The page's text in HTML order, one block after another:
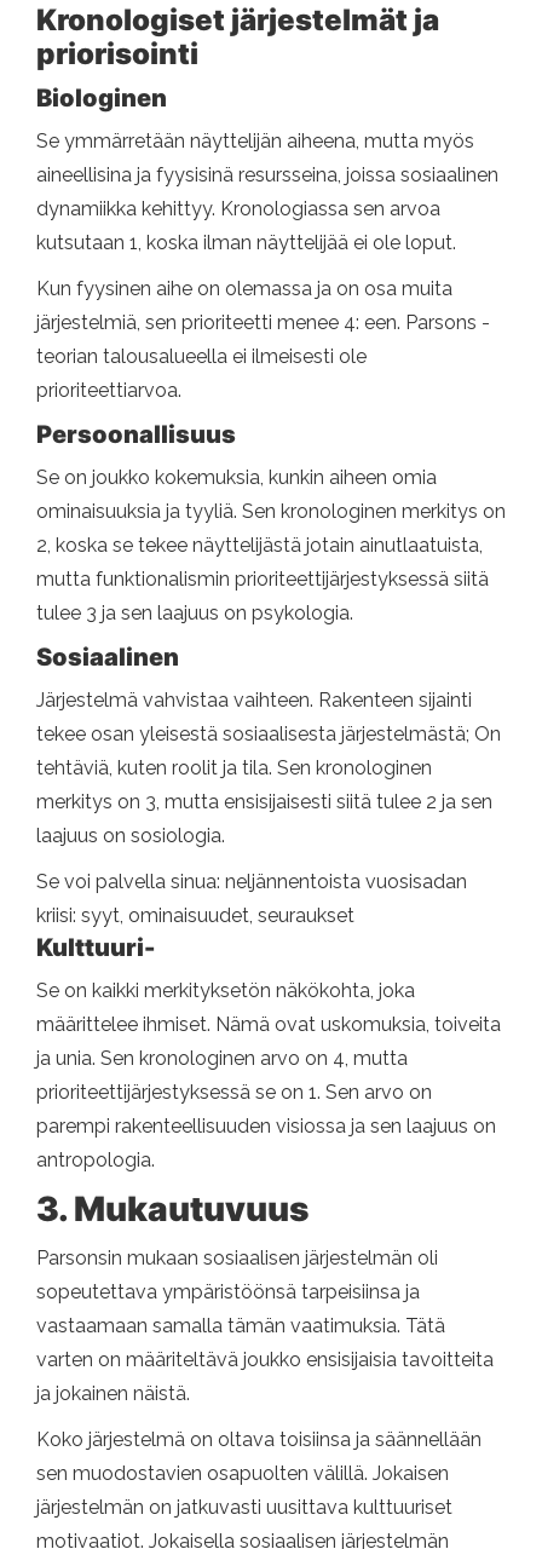
Kronologiset järjestelmät ja
priorisointi
Biologinen
Se ymmärretään näyttelijän aiheena, mutta myös
aineellisina ja fyysisinä resursseina, joissa sosiaalinen
dynamiikka kehittyy. Kronologiassa sen arvoa
kutsutaan 1, koska ilman näyttelijää ei ole loput.
Kun fyysinen aihe on olemassa ja on osa muita
järjestelmiä, sen prioriteetti menee 4: een. Parsons -
teorian talousalueella ei ilmeisesti ole
prioriteettiarvoa.
Persoonallisuus
Se on joukko kokemuksia, kunkin aiheen omia
ominaisuuksia ja tyyliä. Sen kronologinen merkitys on
2, koska se tekee näyttelijästä jotain ainutlaatuista,
mutta funktionalismin prioriteettijärjestyksessä siitä
tulee 3 ja sen laajuus on psykologia.
Sosiaalinen
Järjestelmä vahvistaa vaihteen. Rakenteen sijainti
tekee osan yleisestä sosiaalisesta järjestelmästä; On
tehtäviä, kuten roolit ja tila. Sen kronologinen
merkitys on 3, mutta ensisijaisesti siitä tulee 2 ja sen
laajuus on sosiologia.
Se voi palvella sinua: neljännentoista vuosisadan
kriisi: syyt, ominaisuudet, seuraukset
Kulttuuri-
Se on kaikki merkityksetön näkökohta, joka
määrittelee ihmiset. Nämä ovat uskomuksia, toiveita
ja unia. Sen kronologinen arvo on 4, mutta
prioriteettijärjestyksessä se on 1. Sen arvo on
parempi rakenteellisuuden visiossa ja sen laajuus on
antropologia.
3. Mukautuvuus
Parsonsin mukaan sosiaalisen järjestelmän oli
sopeutettava ympäristöönsä tarpeisiinsa ja
vastaamaan samalla tämän vaatimuksia. Tätä
varten on määriteltävä joukko ensisijaisia ​​tavoitteita
ja jokainen näistä.
Koko järjestelmä on oltava toisiinsa ja säännellään
sen muodostavien osapuolten välillä. Jokaisen
järjestelmän on jatkuvasti uusittava kulttuuriset
motivaatiot. Jokaisella sosiaalisen järjestelmän